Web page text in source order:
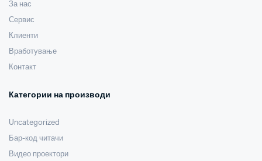
За нас
Сервис
Клиенти
Вработување
Контакт
Категории на производи
Uncategorized
Бар-код читачи
Видео проектори